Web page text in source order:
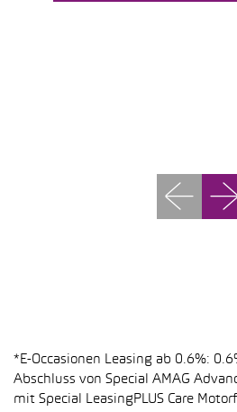
*E-Occasionen Leasing ab 0.6%:
Abschluss von Special AMAG
mit Special LeasingPLUS Care